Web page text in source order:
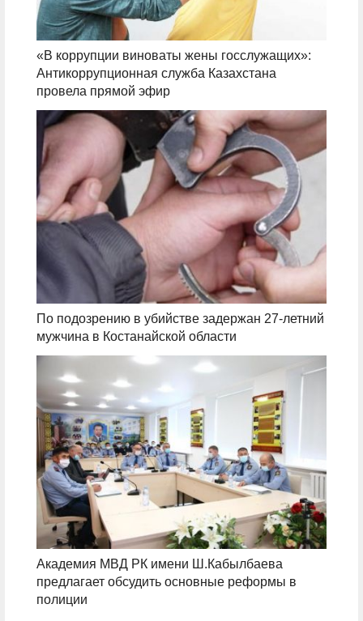
«В коррупции виноваты жены госслужащих»:
Антикоррупционная служба Казахстана
провела прямой эфир
По подозрению в убийстве задержан 27-летний
мужчина в Костанайской области
Академия МВД РК имени Ш.Кабылбаева
предлагает обсудить основные реформы в
полиции